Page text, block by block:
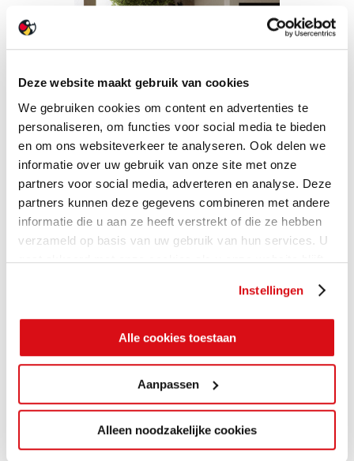
Deze website maakt gebruik van cookies
We gebruiken cookies om content en advertenties te
personaliseren, om functies voor social media te bieden
en om ons websiteverkeer te analyseren. Ook delen we
informatie over uw gebruik van onze site met onze
partners voor social media, adverteren en analyse. Deze
partners kunnen deze gegevens combineren met andere
informatie die u aan ze heeft verstrekt of die ze hebben
verzameld op basis van uw gebruik van hun services. U
gaat akkoord met onze cookies als u onze website blijft
Instellingen
Alle cookies toestaan
Aanpassen
Alleen noodzakelijke cookies